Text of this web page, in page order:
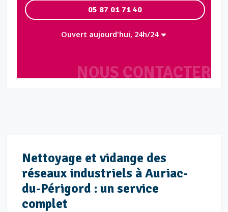
NOUS CONTACTER
05 87 01 71 40
Ouvert aujourd'hui, 24h/24
Nettoyage et vidange des
réseaux industriels à Auriac-
du-Périgord : un service
complet